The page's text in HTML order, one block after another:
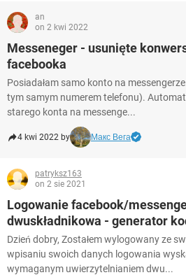
an
on 2 kwi 2022
Messeneger - usunięte
facebooka
Posiadałam samo konto na
tym samym numerem telefonu).
starego konta na messenge...
4 kwi 2022 by Макс Вега
patryksz163
on 2 sie 2021
Logowanie facebook/
dwuskładnikowa - generator
Dzień dobry, Zostałem wylogowany ze
wpisaniu swoich danych logowania
wymaganym uwierzytelnianiem dwu...